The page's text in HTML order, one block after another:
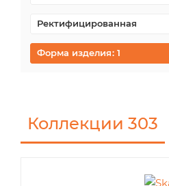
Ректифицированная
Форма изделия: 1
Коллекции 303